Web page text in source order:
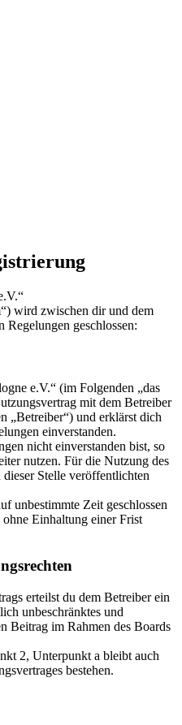
wird zwischen dir und dem
geschlossen:
e.V.“ (im Folgenden „das
mit dem Betreiber
„Betreiber“) und erklärst dich
einverstanden.
nicht einverstanden bist, so
nutzen. Für die Nutzung des
Stelle veröffentlichten
unbestimmte Zeit geschlossen
Einhaltung einer Frist
erteilst du dem Betreiber ein
unbeschränktes und
Beitrag im Rahmen des Boards
2, Unterpunkt a bleibt auch
bestehen.